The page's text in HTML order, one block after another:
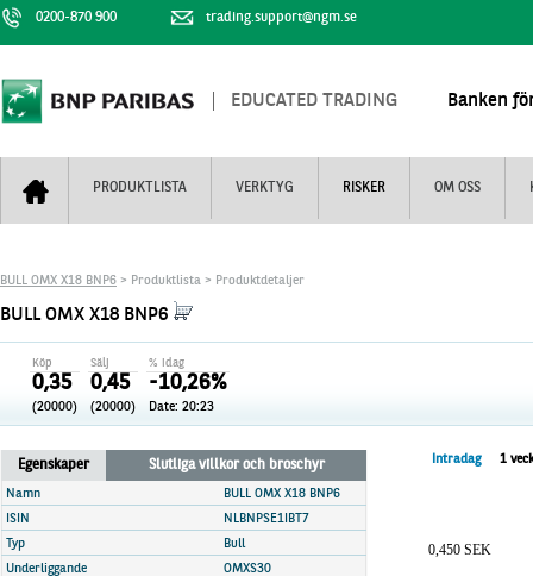
0200-870 900 trading.support@ngm.se
EDUCATED TRADING Banken
PRODUKTLISTA VERKTYG RISKER OM OSS
Mini Futures
Unlimited Turbos
Nya produkter
Stoppade & förfallna produkter
Utsålda produkter
Nyhestbrev+
Realtidskurser
Knock-plocken
Kunskapscentra+
Hur handlar jag
Marknadsöversikt
Finansiell information
BULL OMX X18 BNP6 > Produktlista > Produktdetaljer
BULL OMX X18 BNP6
Köp
0,35
(20000)
Sälj
0,45
(20000)
% idag
-10,26%
Date: 20:23
Egenskaper Slutliga villkor och broschyr
Namn
BULL OMX X18 BNP6
ISIN
NLBNPSE1IBT7
Typ
Bull
Underliggande
OMXS30
Intradag 1
0,450 SEK